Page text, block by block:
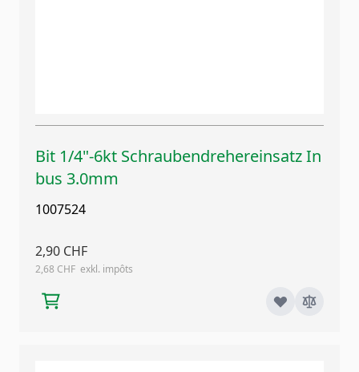
Bit 1/4"-6kt Schraubendrehereinsatz In
bus 3.0mm
1007524
2,90 CHF
2,68 CHF